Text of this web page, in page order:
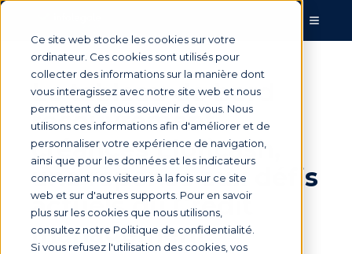
Ce site web stocke les cookies sur votre
ordinateur. Ces cookies sont utilisés pour
collecter des informations sur la manière dont
vous interagissez avec notre site web et nous
permettent de nous souvenir de vous. Nous
utilisons ces informations afin d'améliorer et de
personnaliser votre expérience de navigation,
ainsi que pour les données et les indicateurs
concernant nos visiteurs à la fois sur ce site
web et sur d'autres supports. Pour en savoir
plus sur les cookies que nous utilisons,
consultez notre Politique de confidentialité.
Si vous refusez l'utilisation des cookies, vos
Le tableau de bord
recouvrement
créances Eloficash,
une réponse aux défis
actuels du Credit
management